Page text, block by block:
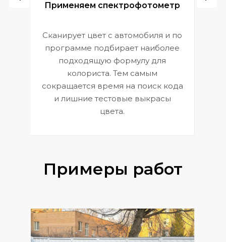
Применяем спектрофотометр
Сканирует цвет с автомобиля и по
программе подбирает наиболее
подходящую формулу для
колориста. Тем самым
сокращается время на поиск кода
и лишние тестовые выкрасы
цвета.
Примеры работ